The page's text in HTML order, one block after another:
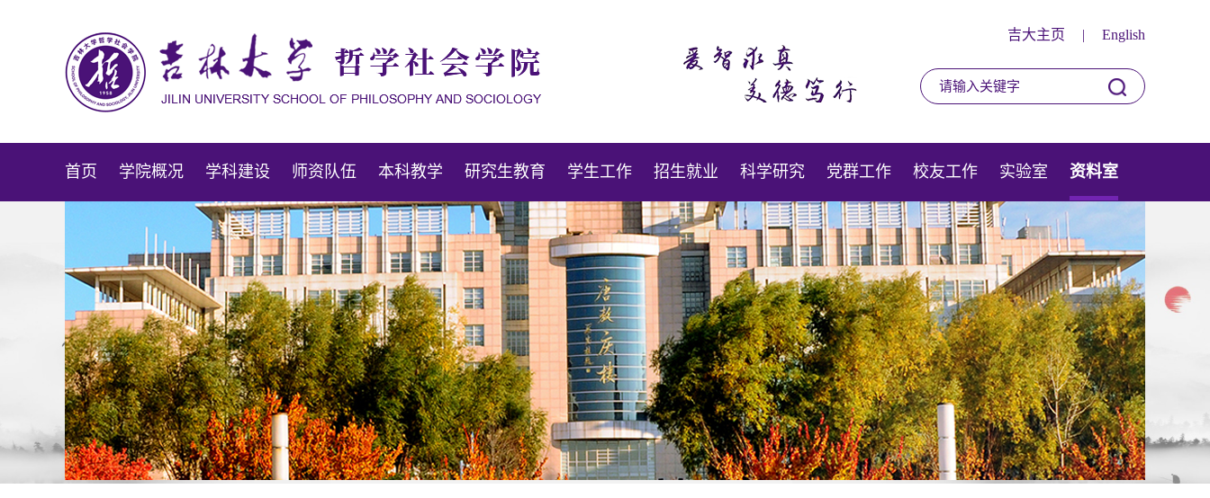
吉大主页 | English
首页 学院概况 学科建设 师资队伍 本科教学 研究生教育 学生工作 招生就业 科学研究 党群工作 校友工作 实验室 资料室